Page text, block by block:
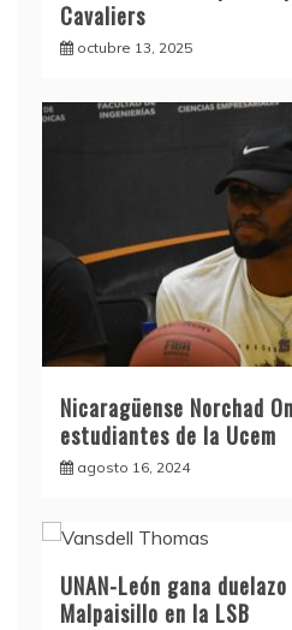
Cavaliers
octubre 13, 2025
Nicaragüense Norchad
estudiantes de la Ucem
agosto 16, 2024
UNAN-León gana
Malpaisillo en la LSB